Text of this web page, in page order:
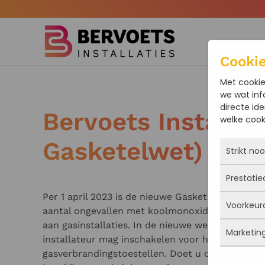
Terug naar hoofdinhoud
Bervoets
Gasketelwet)
Per 1 april 2023 is de nieuwe Gasketelwet
aantal ongevallen met koolmonoxide (CO) te
aan gasinstallaties. In de nieuwe wet staat dat
installateur mag inschakelen voor het plaatsen,
gasverbrandingstoestellen. Doet u dit niet,
Met
we wat
directe
welke
Strikt
Deze
actief
iets
Je kunt
maar
Met
deze
Deze